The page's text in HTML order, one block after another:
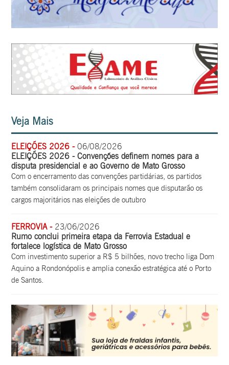
Veja Mais
ELEIÇÕES 2026 -06/08/2026
ELEIÇÕES 2026 - Convenções definem nomes para a
disputa presidencial e ao Governo de Mato Grosso
Com o encerramento das convenções partidárias, os partidos
também consolidaram os principais nomes que disputarão os
cargos majoritários nas eleições de outubro
FERROVIA -23/06/2026
Rumo conclui primeira etapa da Ferrovia Estadual e
fortalece logística de Mato Grosso
Com investimento superior a R$ 5 bilhões, novo trecho liga Dom
Aquino a Rondonópolis e amplia conexão estratégica até o Porto
de Santos.